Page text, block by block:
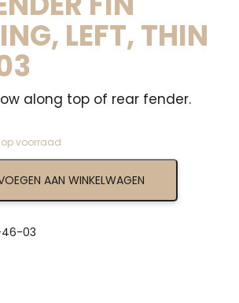
LEFT, THIN
along top of rear fender.
voorraad
AAN WINKELWAGEN
46-03